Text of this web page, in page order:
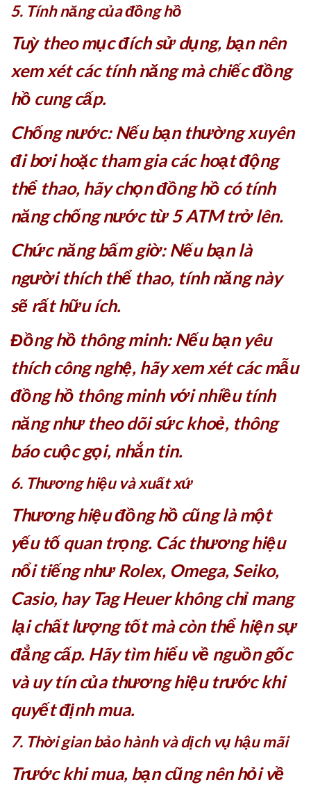
5. Tính năng của đồng hồ
Tuỳ theo mục đích sử dụng, bạn nên
xem xét các tính năng mà chiếc đồng
hồ cung cấp.
Chống nước: Nếu bạn thường xuyên
đi bơi hoặc tham gia các hoạt động
thể thao, hãy chọn đồng hồ có tính
năng chống nước từ 5 ATM trở lên.
Chức năng bấm giờ: Nếu bạn là
người thích thể thao, tính năng này
sẽ rất hữu ích.
Đồng hồ thông minh: Nếu bạn yêu
thích công nghệ, hãy xem xét các mẫu
đồng hồ thông minh với nhiều tính
năng như theo dõi sức khoẻ, thông
báo cuộc gọi, nhắn tin.
6. Thương hiệu và xuất xứ
Thương hiệu đồng hồ cũng là một
yếu tố quan trọng. Các thương hiệu
nổi tiếng như Rolex, Omega, Seiko,
Casio, hay Tag Heuer không chỉ mang
lại chất lượng tốt mà còn thể hiện sự
đẳng cấp. Hãy tìm hiểu về nguồn gốc
và uy tín của thương hiệu trước khi
quyết định mua.
7. Thời gian bảo hành và dịch vụ hậu mãi
Trước khi mua, bạn cũng nên hỏi về